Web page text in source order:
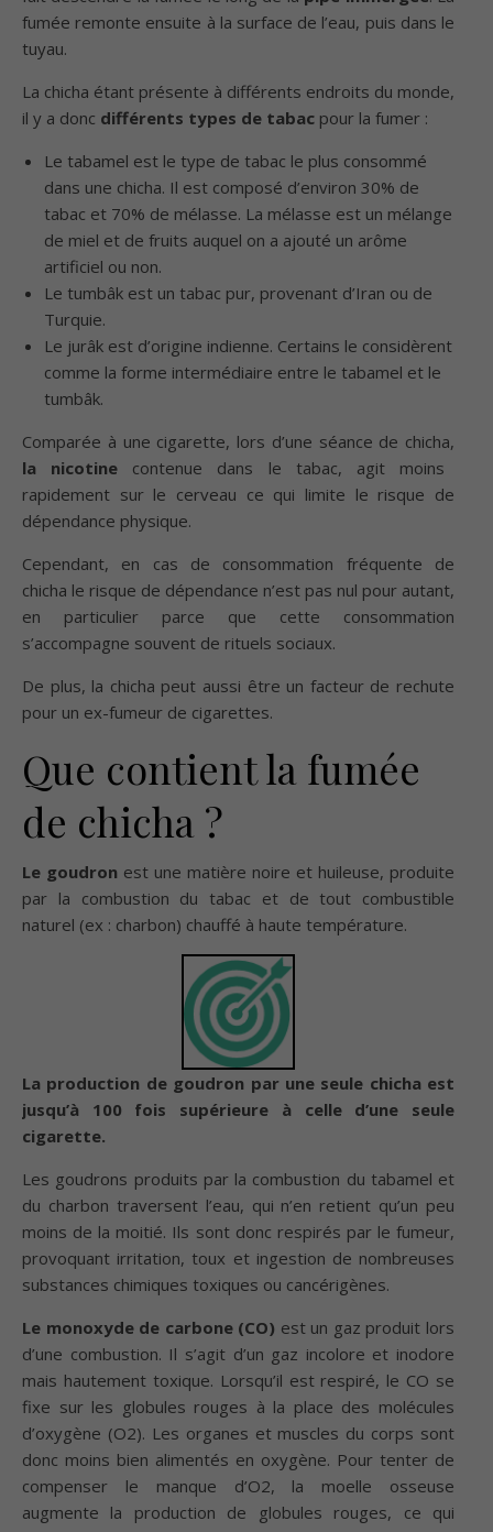
fumée remonte ensuite à la surface de l’eau, puis dans le
tuyau.
La chicha étant présente à différents endroits du monde,
il y a donc différents types de tabac pour la fumer :
Le tabamel est le type de tabac le plus consommé
dans une chicha. Il est composé d’environ 30% de
tabac et 70% de mélasse. La mélasse est un mélange
de miel et de fruits auquel on a ajouté un arôme
artificiel ou non.
Le tumbâk est un tabac pur, provenant d’Iran ou de
Turquie.
Le jurâk est d’origine indienne. Certains le considèrent
comme la forme intermédiaire entre le tabamel et le
tumbâk.
Comparée à une cigarette, lors d’une séance de chicha,
la nicotine contenue dans le tabac, agit moins
rapidement sur le cerveau ce qui limite le risque de
dépendance physique.
Cependant, en cas de consommation fréquente de
chicha le risque de dépendance n’est pas nul pour autant,
en particulier parce que cette consommation
s’accompagne souvent de rituels sociaux.
De plus, la chicha peut aussi être un facteur de rechute
pour un ex-fumeur de cigarettes.
Que contient la fumée
de chicha ?
Le goudron est une matière noire et huileuse, produite
par la combustion du tabac et de tout combustible
naturel (ex : charbon) chauffé à haute température.
La production de goudron par une seule chicha est
jusqu’à 100 fois supérieure à celle d’une seule
cigarette.
Les goudrons produits par la combustion du tabamel et
du charbon traversent l’eau, qui n’en retient qu’un peu
moins de la moitié. Ils sont donc respirés par le fumeur,
provoquant irritation, toux et ingestion de nombreuses
substances chimiques toxiques ou cancérigènes.
Le monoxyde de carbone (CO) est un gaz produit lors
d’une combustion. Il s’agit d’un gaz incolore et inodore
mais hautement toxique. Lorsqu’il est respiré, le CO se
fixe sur les globules rouges à la place des molécules
d’oxygène (O2). Les organes et muscles du corps sont
donc moins bien alimentés en oxygène. Pour tenter de
compenser le manque d’O2, la moelle osseuse
augmente la production de globules rouges, ce qui